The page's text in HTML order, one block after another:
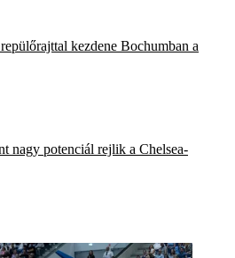
kezdene Bochumban a
nagy potenciál rejlik a Chelsea-